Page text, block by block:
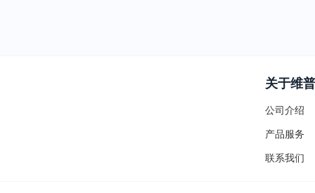
关于维普
公司介绍
产品服务
联系我们